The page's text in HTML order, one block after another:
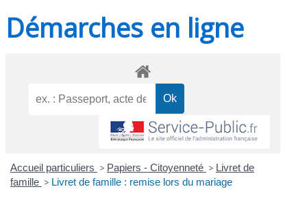
Démarches en ligne
Accueil particuliers > Papiers - Citoyenneté > Livret de
famille > Livret de famille : remise lors du mariage